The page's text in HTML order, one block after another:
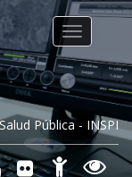
Pública - INSPI
Toggle